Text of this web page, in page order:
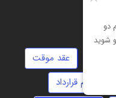
عقد موقت
تنظیم قرارداد